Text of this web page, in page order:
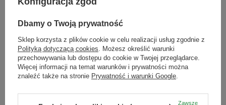
1. Organizator powołuje Jury Konkursu (zwane dalej Jury).
2. Wszystkie prace nadesłane do Konkursu podlegają ocenie Jury.
3. W skład Jury wchodzą: właściciele firmy oraz pracownicy działu
marketingu.
4. Jury dokonuje oceny po zakończeniu okresu trwania Konkursu,
Dbamy o Twoją prywatność
Sklep korzysta z plików cookie w celu realizacji usług zgodnie z
Polityką dotyczącą cookies . Możesz określić warunki
przechowywania lub dostępu do cookie w Twojej przeglądarce.
Więcej informacji na temat warunków i prywatności można
znaleźć także na stronie Prywatność i warunki Google
Zawsze